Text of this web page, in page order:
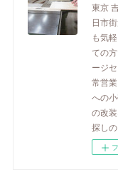
東京
日市
も気
ての
ージ
常営
への
の改
探し